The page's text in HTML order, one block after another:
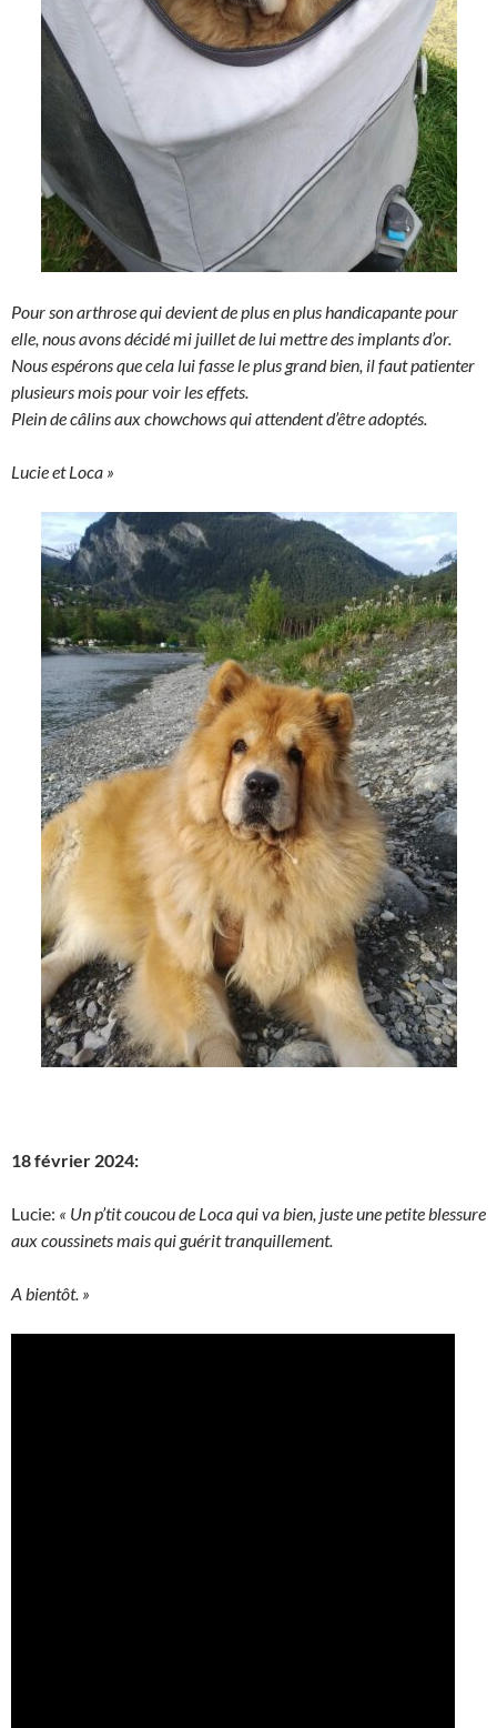
Pour son arthrose qui devient de plus en plus handicapante pour
elle, nous avons décidé mi juillet de lui mettre des implants d’or.
Nous espérons que cela lui fasse le plus grand bien, il faut patienter
plusieurs mois pour voir les effets.
Plein de câlins aux chowchows qui attendent d’être adoptés.
Lucie et Loca »
18 février 2024:
Lucie: « Un p’tit coucou de Loca qui va bien, juste une petite blessure
aux coussinets mais qui guérit tranquillement.
A bientôt. »